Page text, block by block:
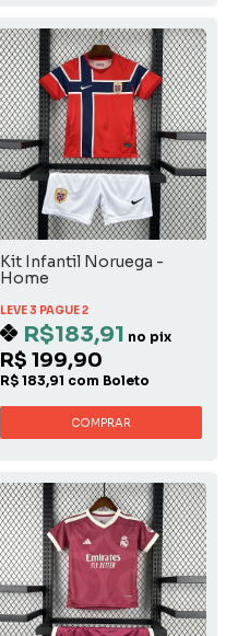
Kit Infantil Noruega -
Home
LEVE 3 PAGUE 2
R$183,91 no pix
R$ 199,90
R$ 183,91 com Boleto
COMPRAR